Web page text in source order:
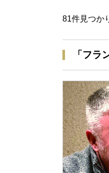
81件見つか
「フラ